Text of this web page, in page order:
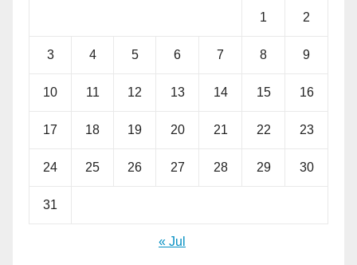
1 2
3 4 5 6 7 8 9
10 11 12 13 14 15 16
17 18 19 20 21 22 23
24 25 26 27 28 29 30
31
« Jul